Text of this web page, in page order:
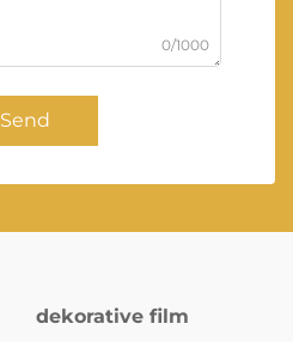
0/1000
Send
dekorative film